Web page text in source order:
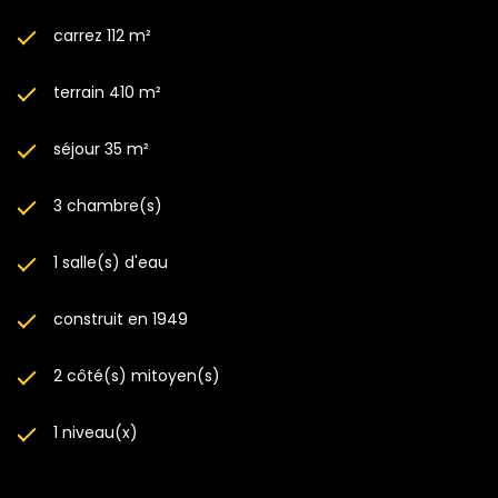
carrez 112 m²
terrain 410 m²
séjour 35 m²
3 chambre(s)
1 salle(s) d'eau
construit en 1949
2 côté(s) mitoyen(s)
1 niveau(x)